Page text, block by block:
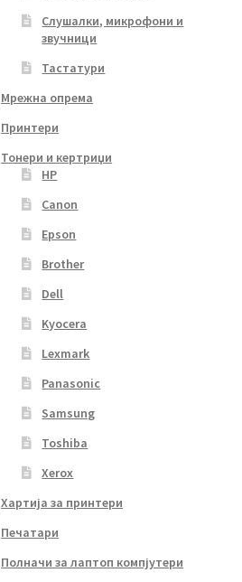
Слушалки, микрофони и
звучници
Тастатури
Мрежна опрема
Принтери
Тонери и кертриџи
HP
Canon
Epson
Brother
Dell
Kyocera
Lexmark
Panasonic
Samsung
Toshiba
Xerox
Хартија за принтери
Печатари
Полначи за лаптоп компјутери